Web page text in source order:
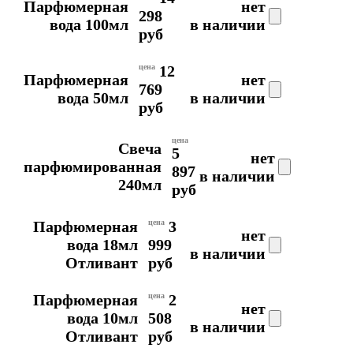
Парфюмерная
вода 100мл 298
руб
нет
в наличии
Парфюмерная
вода 50мл
цена 12
769
руб
нет
в наличии
Свеча
парфюмированная
240мл
цена
5
897
руб
нет
в наличии
Парфюмерная
вода 18мл
Отливант
цена 3
999
руб
нет
в наличии
Парфюмерная
вода 10мл
Отливант
цена 2
508
руб
нет
в наличии